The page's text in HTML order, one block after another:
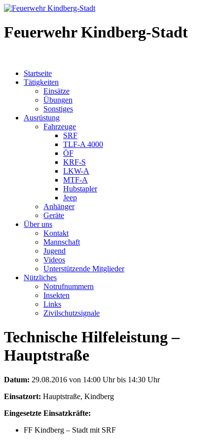
Feuerwehr Kindberg-Stadt
Startseite
Tätigkeiten
Einsätze
Übungen
Sonstiges
Ausrüstung
Fahrzeuge
SRF
TLF-A 4000
ÖF
KRF-S
LKW-A
MTF-A
Hubstapler
Jeep
Anhänger
Geräte
Über uns
Kontakt
Mannschaft
Jugend
Videos
Unterstützende Mitglieder
Nützliches
Notrufnummern
Insekten
Links
Zivilschutzsignale
Technische Hilfeleistung –
Hauptstraße
Datum: 29.08.2016 von 14:00 Uhr bis 14:30 Uhr
Einsatzort: Hauptstraße, Kindberg
Eingesetzte Einsatzkräfte:
FF Kindberg – Stadt mit SRF